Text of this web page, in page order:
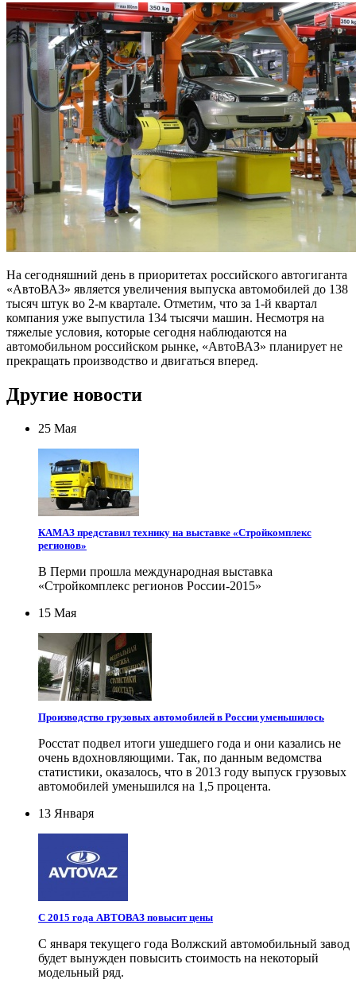
На сегодняшний день в приоритетах российского автогиганта
«АвтоВАЗ» является увеличения выпуска автомобилей до 138
тысяч штук во 2-м квартале. Отметим, что за 1-й квартал
компания уже выпустила 134 тысячи машин. Несмотря на
тяжелые условия, которые сегодня наблюдаются на
автомобильном российском рынке, «АвтоВАЗ» планирует не
прекращать производство и двигаться вперед.
Другие новости
25 Мая
КАМАЗ представил технику на выставке «Стройкомплекс
регионов»
В Перми прошла международная выставка
«Стройкомплекс регионов России-2015»
15 Мая
Производство грузовых автомобилей в России уменьшилось
Росстат подвел итоги ушедшего года и они казались не
очень вдохновляющими. Так, по данным ведомства
статистики, оказалось, что в 2013 году выпуск грузовых
автомобилей уменьшился на 1,5 процента.
13 Января
С 2015 года АВТОВАЗ повысит цены
С января текущего года Волжский автомобильный завод
будет вынужден повысить стоимость на некоторый
модельный ряд.